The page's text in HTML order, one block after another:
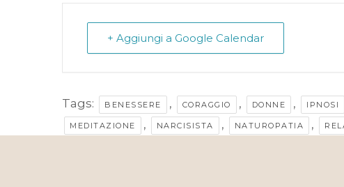
+ Aggiungi a Google Calendar
Tags: BENESSERE , CORAGGIO , DONNE , IPNOSI
MEDITAZIONE , NARCISISTA , NATUROPATIA ,